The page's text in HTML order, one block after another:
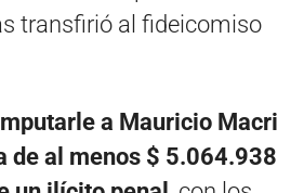
transfirió al fideicomiso
a Mauricio Macri
de al menos $ 5.064.938